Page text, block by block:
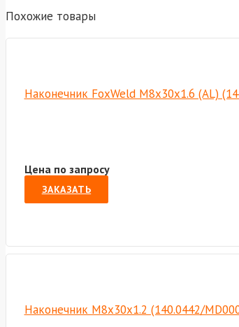
Похожие товары
Наконечник FoxWeld M8х30х1.6 (AL)
Цена по запросу
ЗАКАЗАТЬ
Наконечник M8х30х1.2 (140.0442/